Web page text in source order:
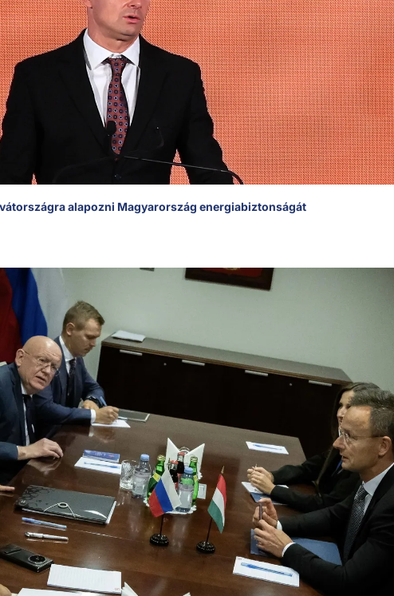
alapozni Magyarország energiabiztonságát